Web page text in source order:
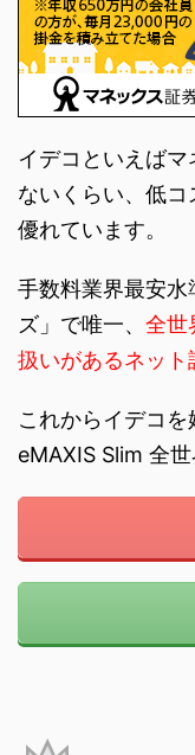
イデコといえば
ないくらい、低
優れています。
手数料業界最安
ズ」で唯一、 全世
扱いがあるネット
これからイデコを
eMAXIS Slim 全